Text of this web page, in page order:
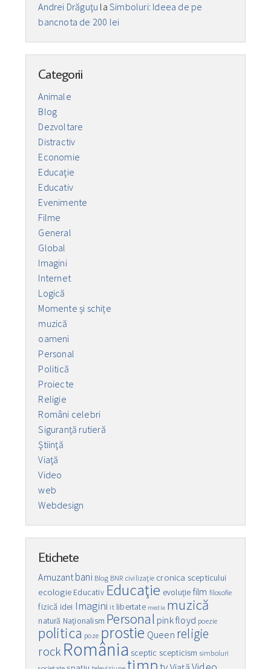
Andrei Drăguţu laSimboluri: Ideea de pe
bancnota de 200 lei
Categorii
Animale
Blog
Dezvoltare
Distractiv
Economie
Educaţie
Educativ
Evenimente
Filme
General
Global
Imagini
Internet
Logică
Momente și schițe
muzică
oameni
Personal
Politică
Proiecte
Religie
Români celebri
Siguranță rutieră
Ştiinţă
Viaţă
Video
web
Webdesign
Etichete
Amuzant bani Blog BNR civilizaţie cronica scepticului
ecologie Educativ Educaţie evoluţie film filosofie
fizică idei Imagini it libertate media muzică
natură Naţionalism Personal pink floyd poezie
politica poze prostie Queen religie
rockRomânia sceptic scepticism simboluri